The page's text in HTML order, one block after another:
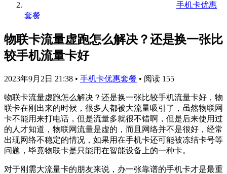
手机卡优惠
套餐
物联卡流量虚跑怎么解决？还是换一张比
较手机流量卡好
2023年9月2日 21:38 • 手机卡优惠套餐 • 阅读 155
物联卡流量虚跑怎么解决？还是换一张比较手机流量卡好，物
联卡在刚出来的时候，很多人都被大流量吸引了，虽然物联网
卡不能用来打电话，但是流量多就很不错啊，但是后来使用过
的人才知道，物联网流量是虚的，而且网络并不是很好，经常
出现网络不稳定的情况，如果用在手机卡还可能被冻结卡号等
问题，毕竟物联卡是只能用在智能设备上的一种卡。
对于刚需大流量卡的朋友来说，办一张靠谱的手机卡才是最重